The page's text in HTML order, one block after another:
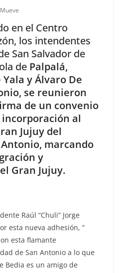
en el Centro
los intendentes
San Salvador de
de Palpalá,
y Álvaro De
se reunieron
de un convenio
al
Jujuy del
marcando
y
Gran Jujuy.
Raúl “Chuli” Jorge
esta nueva adhesión, ”
esta flamante
de San Antonio a lo que
Bedia es un amigo de